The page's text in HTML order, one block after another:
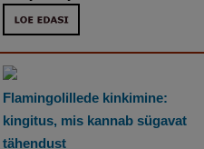
Flamingolillede kinkimine:
kingitus, mis kannab sügavat
tähendust